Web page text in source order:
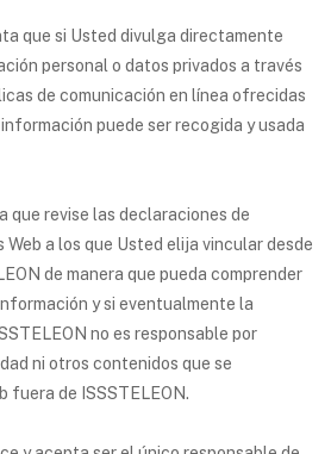
que si Usted divulga directamente
personal o datos privados a través
de comunicación en línea ofrecidas
puede ser recogida y usada
que revise las declaraciones de
a los que Usted elija vincular desde
de manera que pueda comprender
y si eventualmente la
no es responsable por
ni otros contenidos que se
fuera de ISSSTELEON.